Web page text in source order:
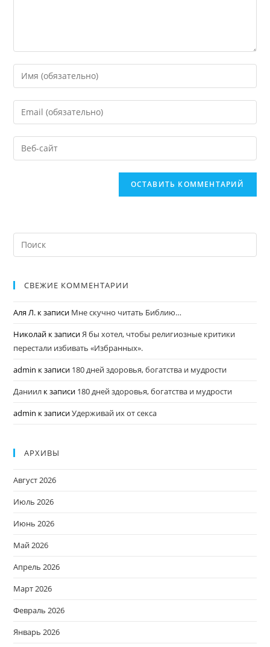
СВЕЖИЕ КОММЕНТАРИИ
Аля Л. к записи Мне скучно читать Библию…
Николай к записиЯ бы хотел, чтобы религиозные критики
перестали избивать «Избранных».
admin к записи 180 дней здоровья, богатства и мудрости
Даниил к записи 180 дней здоровья, богатства и мудрости
admin к записиУдерживай их от секса
АРХИВЫ
Август 2026
Июль 2026
Июнь 2026
Май 2026
Апрель 2026
Март 2026
Февраль 2026
Январь 2026